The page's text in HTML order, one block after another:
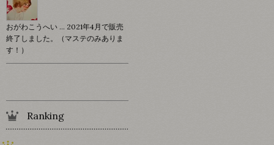
おがわこうへい … 2021年4月で販売
終了しました。（マステのみありま
す！）
Ranking